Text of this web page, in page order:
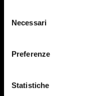
delNecessari
Preferenze
Statistiche
Events, travel